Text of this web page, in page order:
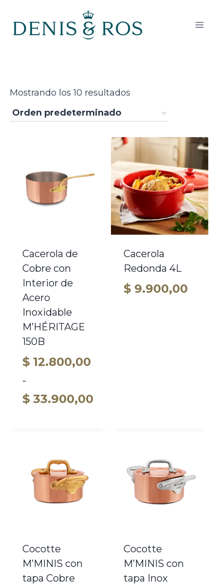
contenido
Mostrando los 10 resultados
Cacerola de
Cobre con
Interior de
Acero
Inoxidable
M’HÉRITAGE
150B
$ 12.800,00
-
$ 33.900,00
$ 12.800,00
$ 33.900,00
Cacerola
Redonda 4L
$ 9.900,00
Cocotte
M’MINIS con
tapa Cobre
Cocotte
M’MINIS con
tapa Inox